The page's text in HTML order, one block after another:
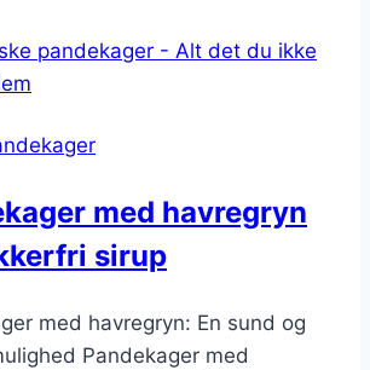
og
æble
med havregryn
sirup
med havregryn: En sund og
Pandekager med